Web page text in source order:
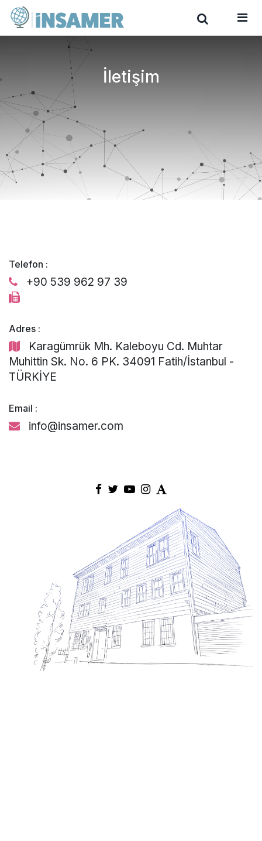
İletişim
Telefon :
+90 539 962 97 39
Adres :
Karagümrük Mh. Kaleboyu Cd. Muhtar
Muhittin Sk. No. 6 PK. 34091 Fatih/İstanbul -
TÜRKİYE
Email :
info@insamer.com